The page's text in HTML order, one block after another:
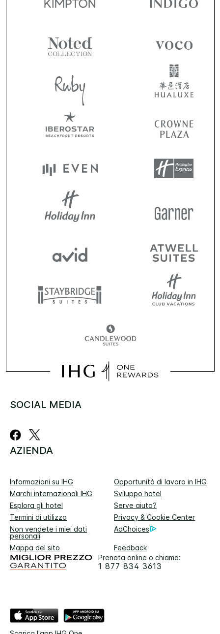
SOCIAL MEDIA
AZIENDA
Informazioni su IHG
Opportunità di lavoro in IHG
Marchi internazionali IHG
Sviluppo hotel
Esplora gli hotel
Serve aiuto?
Termini di utilizzo
Privacy & Cookie Center
Non vendete i miei dati
personali
AdChoices
Mappa del sito
Feedback
Prenota online o chiama:
1 877 834 3613